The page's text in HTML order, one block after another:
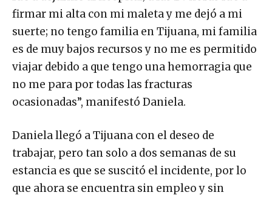
firmar mi alta con mi maleta y me dejó a mi
suerte; no tengo familia en Tijuana, mi familia
es de muy bajos recursos y no me es permitido
viajar debido a que tengo una hemorragia que
no me para por todas las fracturas
ocasionadas”, manifestó Daniela.
Daniela llegó a Tijuana con el deseo de
trabajar, pero tan solo a dos semanas de su
estancia es que se suscitó el incidente, por lo
que ahora se encuentra sin empleo y sin